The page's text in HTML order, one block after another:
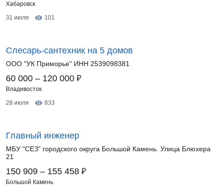
Хабаровск
31 июля
101
Слесарь-сантехник на 5 домов
ООО "УК Приморье" ИНН 2539098381
60 000 – 120 000 ₽
Владивосток
28 июля
833
Главный инженер
МБУ "СЕЗ" городского округа Большой Камень. Улица Блюхера
21
150 909 – 155 458 ₽
Большой Камень